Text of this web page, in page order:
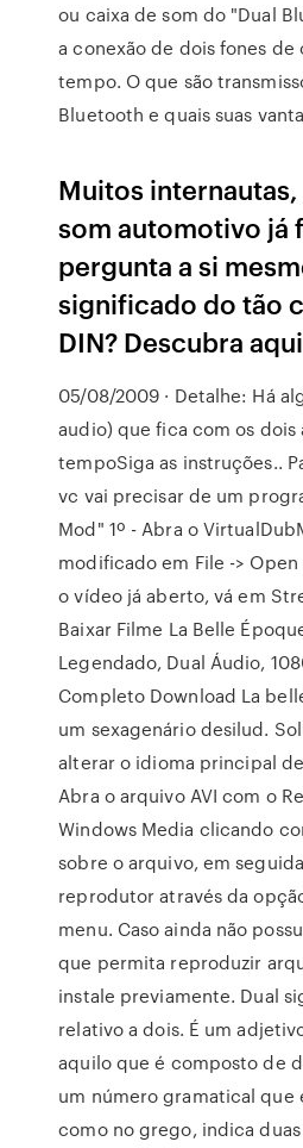
ou caixa de som do "Dual
a conexão de dois fones de
tempo. O que são
Bluetooth e quais suas
Muitos
som automotivo já
pergunta a si
significado do tão
DIN? Descubra
05/08/2009 · Detalhe: Há
audio) que fica com os dois
tempoSiga as instruções..
vc vai precisar de um
Mod" 1º - Abra o
modificado em File ->
o vídeo já aberto, vá em
Baixar Filme La Belle
Legendado, Dual Áudio,
Completo Download La
um sexagenário desilud.
alterar o idioma principal
Abra o arquivo AVI com o
Windows Media clicando
sobre o arquivo, em
reprodutor através da
menu. Caso ainda não
que permita reproduzir
instale previamente. Dual
relativo a dois. É um
aquilo que é composto de
um número gramatical que
como no grego, indica duas